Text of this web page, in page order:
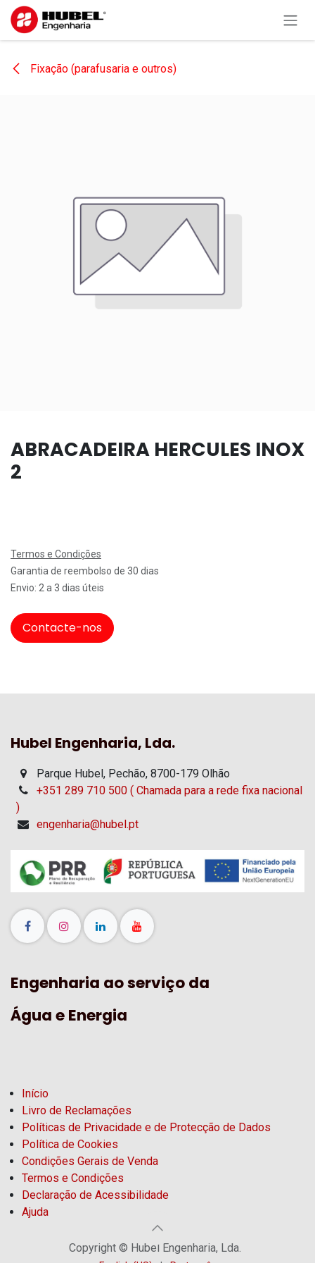
Pular para o conteúdo
Fixação (parafusaria e outros)
ABRACADEIRA HERCULES INOX
2
Termos e Condições
Garantia de reembolso de 30 dias
Envio: 2 a 3 dias úteis
Contacte-nos
Hubel Engenharia, Lda.
Parque Hubel, Pechão, 8700-179 Olhão
+351 289 710 500 ( Chamada para a rede fixa nacional
)
engenharia@hubel.pt
Engenharia ao serviço da
Água e Energia
Início
Livro de Reclamações
Políticas de Privacidade e de Protecção de Dados
Política de Cookies
Condições Gerais de Venda
Termos e Condições
Declaração de Acessibilidade
Ajuda
Copyright © Hubel Engenharia, Lda.